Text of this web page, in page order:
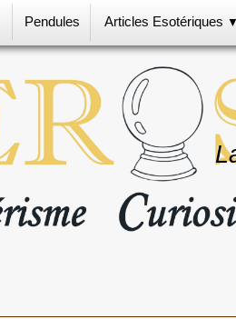
Pendules Articles Esotériques ▼